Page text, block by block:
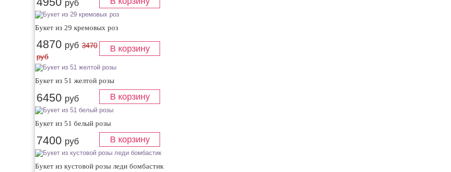
руб
Букет из 29 кремовых роз
4870 руб 3470
руб
Букет из 51 желтой розы
6450 руб
Букет из 51 белый розы
7400 руб
Букет из кустовой розы леди бомбастик